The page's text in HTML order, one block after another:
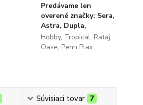
Predávame len
overené značky: Sera,
Astra, Dupla,
Hobby, Tropical, Rataj,
Oase, Penn Plax...
Súvisiaci tovar 7